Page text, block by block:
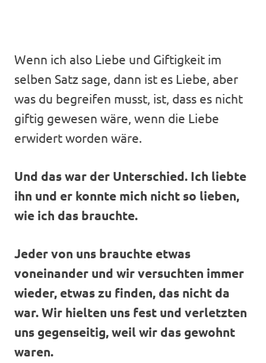
Wenn ich also Liebe und Giftigkeit im
selben Satz sage, dann ist es Liebe, aber
was du begreifen musst, ist, dass es nicht
giftig gewesen wäre, wenn die Liebe
erwidert worden wäre.
Und das war der Unterschied. Ich liebte
ihn und er konnte mich nicht so lieben,
wie ich das brauchte.
Jeder von uns brauchte etwas
voneinander und wir versuchten immer
wieder, etwas zu finden, das nicht da
war. Wir hielten uns fest und verletzten
uns gegenseitig, weil wir das gewohnt
waren.